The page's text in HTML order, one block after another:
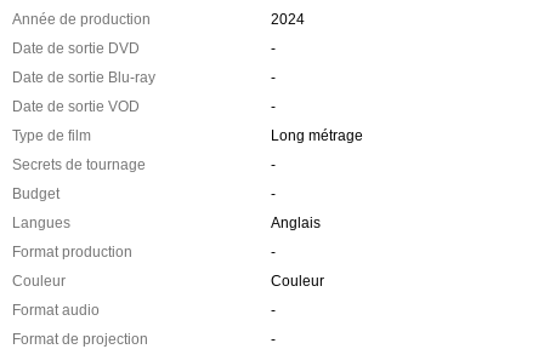
Année de production
2024
Date de sortie DVD
-
Date de sortie Blu-ray
-
Date de sortie VOD
-
Type de film
Long métrage
Secrets de tournage
-
Budget
-
Langues
Anglais
Format production
-
Couleur
Couleur
Format audio
-
Format de projection
-